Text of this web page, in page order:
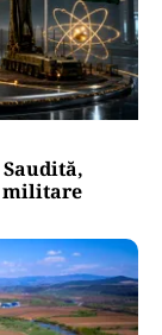
militare